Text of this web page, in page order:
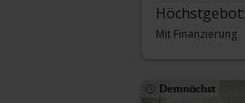
Höchstgebot:
Mit Finanzierung
Demnächst